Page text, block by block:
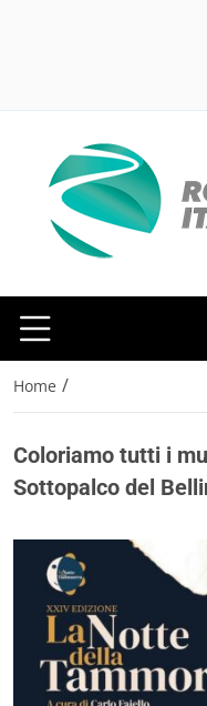
Home /
Coloriamo tutti i
Sottopalco del